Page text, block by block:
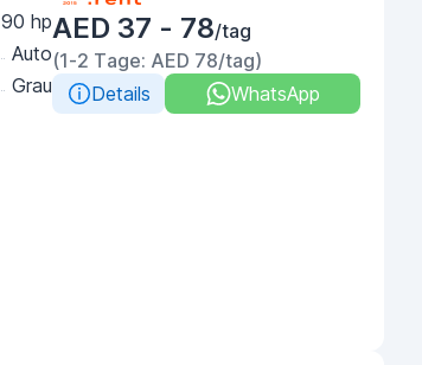
90 hp
Auto
Grau
AED 37 - 78/tag
(1-2 Tage: AED 78/tag)
Details
WhatsApp